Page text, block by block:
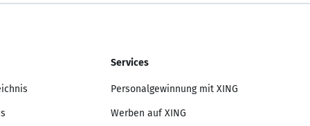
Services
Personalgewinnung mit XING
Werben auf XING